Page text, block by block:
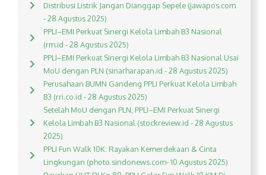
Distribusi Listrik Jangan Dianggap Sepele (jawapos.com
- 28 Agustus 2025)
PPLI–EMI Perkuat Sinergi Kelola Limbah B3 Nasional
(rm.id - 28 Agustus 2025)
PPLI–EMI Perkuat Sinergi Kelola Limbah B3 Nasional Usai
MoU dengan PLN (sinarharapan.id - 28 Agustus 2025)
Perusahaan BUMN Gandeng PPLI Perkuat Kelola Limbah
B3 (rri.co.id - 28 Agustus 2025)
Setelah MoU dengan PLN, PPLI–EMI Perkuat Sinergi
Kelola Limbah B3 Nasional (stockreview.id - 28 Agustus
2025)
PPLI Fun Walk 10K: Rayakan Kemerdekaan & Cinta
Lingkungan (photo.sindonews.com- 10 Agustus 2025)